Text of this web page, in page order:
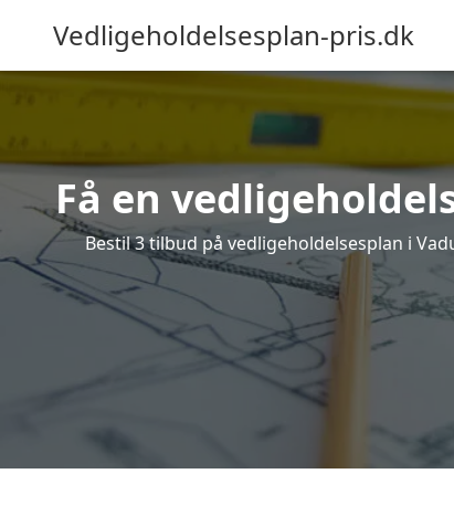
Vedligeholdelsesplan-pris.dk
Få en
Bestil 3 tilbud på vedligeholdelsesplan i